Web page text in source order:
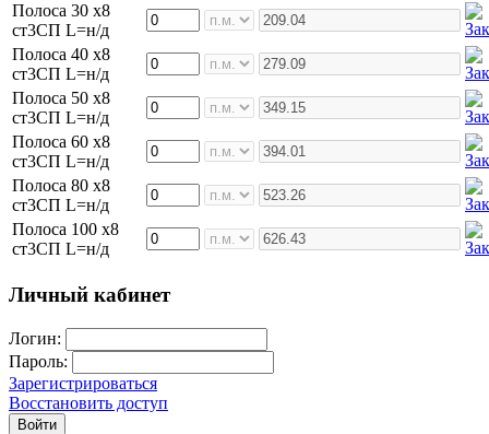
Полоса 30 х8
ст3СП L=н/д
Полоса 40 х8
ст3СП L=н/д
Полоса 50 х8
ст3СП L=н/д
Полоса 60 х8
ст3СП L=н/д
Полоса 80 х8
ст3СП L=н/д
Полоса 100 х8
ст3СП L=н/д
Личный кабинет
Логин:
Пароль:
Зарегистрироваться
Восстановить доступ
Войти